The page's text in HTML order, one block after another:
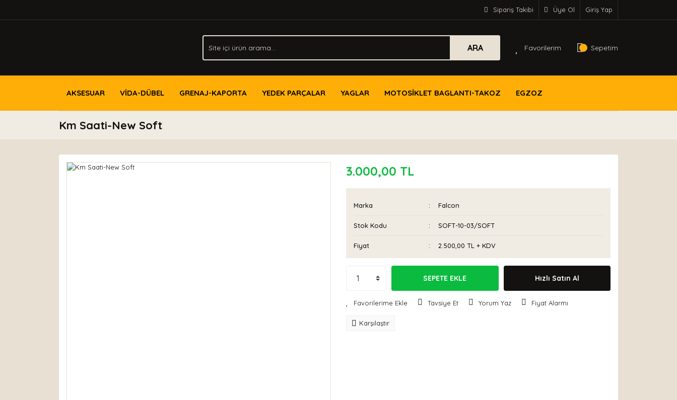
Sipariş Takibi Üye Ol Giriş Yap
ARA Favorilerim Sepetim
AKSESUAR VİDA-DÜBEL GRENAJ-KAPORTA YEDEK PARÇALAR YAGLAR MOTOSİKLET BAGLANTI-TAKOZ EGZOZ
Km Saati-New Soft
3.000,00 TL
Marka Falcon
Stok Kodu SOFT-10-03/SOFT
Fiyat 2.500,00 TL + KDV
SEPETE EKLE Hızlı Satın Al
Tavsiye Et Yorum Yaz Fiyat Alarmı
Karşılaştır